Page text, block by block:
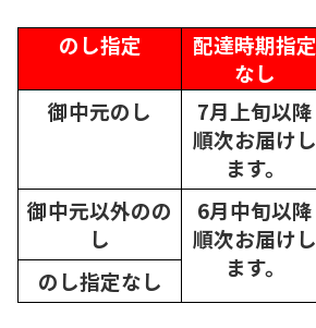
のし指定
配達時期指定
なし
御中元のし
7月上旬以降
順次お届けし
ます。
御中元以外のの
し
6月中旬以降
順次お届けし
ます。
のし指定なし